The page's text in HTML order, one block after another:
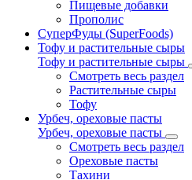
Пищевые добавки
Прополис
СуперФуды (SuperFoods)
Тофу и растительные сыры
Тофу и растительные сыры
Смотреть весь раздел
Растительные сыры
Тофу
Урбеч, ореховые пасты
Урбеч, ореховые пасты
Смотреть весь раздел
Ореховые пасты
Тахини